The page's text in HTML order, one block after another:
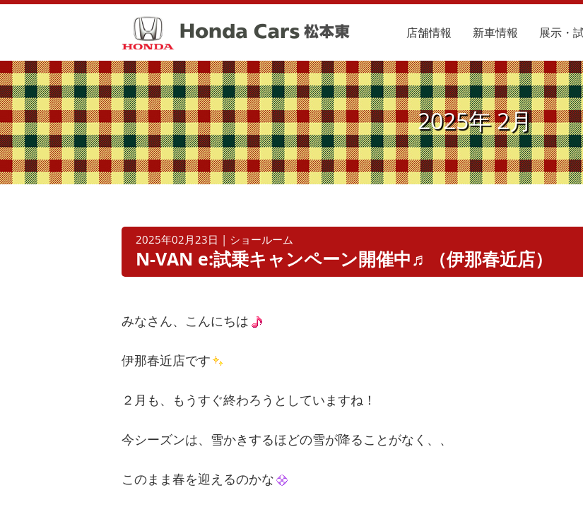
店舗情報 新車情報 展示・
2025年 2月
2025年02月23日 | ショールーム
N-VAN e:試乗キャンペーン開催中♬（伊那春近店）
みなさん、こんにちは
伊那春近店です
２月も、もうすぐ終わろうとしていますね！
今シーズンは、雪かきするほどの雪が降ることがなく、、
このまま春を迎えるのかな